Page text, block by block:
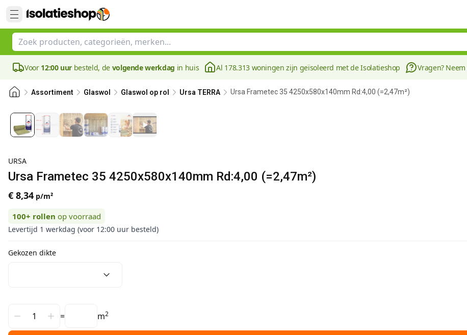
Voor 12:00 uur besteld, de volgende werkdag in huis Al 178.313 woningen zijn geïsoleerd met de Isolatieshop Vragen? Neem
Assortiment Glaswol Glaswol op rol Ursa TERRA Ursa Frametec 35 4250x580x140mm Rd:4,00 (=2,47m²)
URSA
Ursa Frametec 35 4250x580x140mm Rd:4,00 (=2,47m²)
€ 8,34 p/m²
100+ rollen op voorraad
Levertijd 1 werkdag (voor 12:00 uur besteld)
Gekozen dikte
= m2